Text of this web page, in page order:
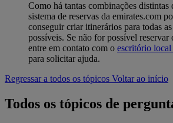
Como há tantas combinações distintas
sistema de reservas da emirates.com
conseguir criar itinerários para todas
possíveis. Se não for possível reservar
entre em contato com o escritório local
para solicitar ajuda.
Regressar a todos os tópicos Voltar ao início
Todos os tópicos de